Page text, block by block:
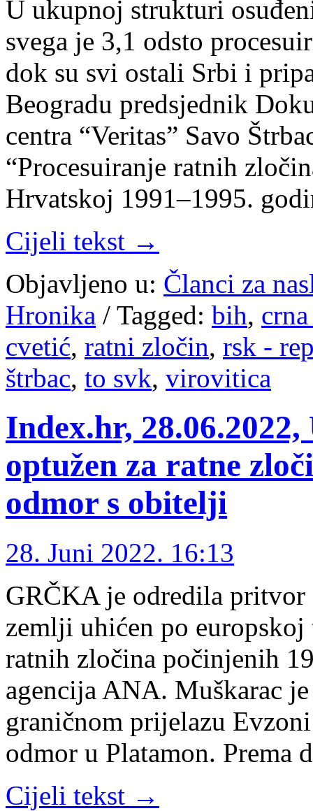
U ukupnoj strukturi
svega je 3,1 odsto
dok su svi ostali Srbi i
Beogradu predsjednik
centra “Veritas” Savo
“Procesuiranje ratnih
Hrvatskoj 1991–1995.
Cijeli tekst →
Objavljeno u: Članci za
Hronika / Tagged: bih,
cvetić, ratni zločin, rsk -
štrbac, to svk, virovitica
Index.hr,
optužen za ratne
odmor s obitelji
28. Juni 2022. 16:13
GRČKA je odredila
zemlji uhićen po
ratnih zločina počinjenih
agencija ANA. Muškarac
graničnom prijelazu
odmor u Platamon.
Cijeli tekst →